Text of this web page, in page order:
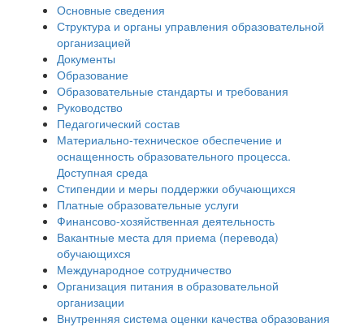
Основные сведения
Структура и органы управления образовательной
организацией
Документы
Образование
Образовательные стандарты и требования
Руководство
Педагогический состав
Материально-техническое обеспечение и
оснащенность образовательного процесса.
Доступная среда
Стипендии и меры поддержки обучающихся
Платные образовательные услуги
Финансово-хозяйственная деятельность
Вакантные места для приема (перевода)
обучающихся
Международное сотрудничество
Организация питания в образовательной
организации
Внутренняя система оценки качества образования